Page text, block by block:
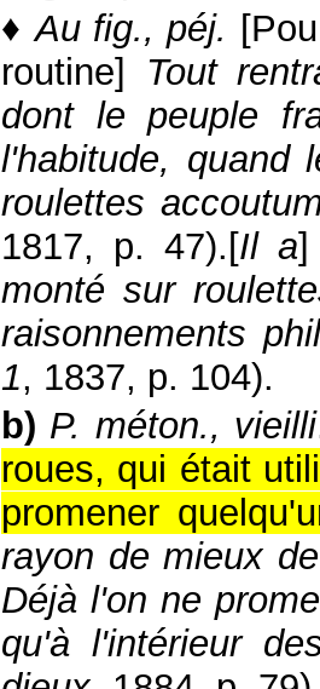
♦Au fig., péj.
routine]
Tout
dont le peuple
l'habitude, quand
roulettes
1817, p. 47). [Il a
monté sur
raisonnements
1, 1837, p. 104).
b) P. méton., vieilli
roues, qui était
promener
rayon de mieux
Déjà l'on ne
qu'à l'intérieur